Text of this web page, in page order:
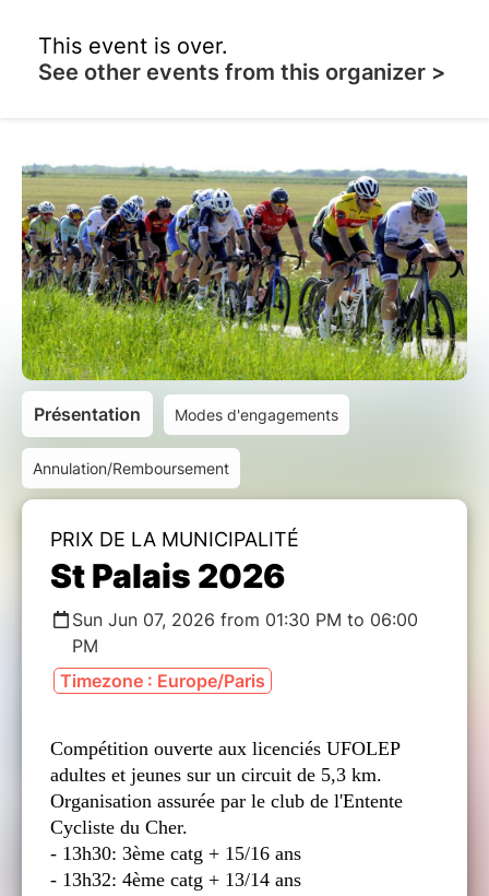
This event is over.
See other events from this organizer >
Présentation Modes d'engagements
Annulation/Remboursement
PRIX DE LA MUNICIPALITÉ
St Palais 2026
Sun Jun 07, 2026 from 01:30 PM to 06:00
PM
Timezone : Europe/Paris
Compétition ouverte aux licenciés UFOLEP
adultes et jeunes sur un circuit de 5,3 km.
Organisation assurée par le club de l'Entente
Cycliste du Cher.
- 13h30: 3ème catg + 15/16 ans
- 13h32: 4ème catg + 13/14 ans